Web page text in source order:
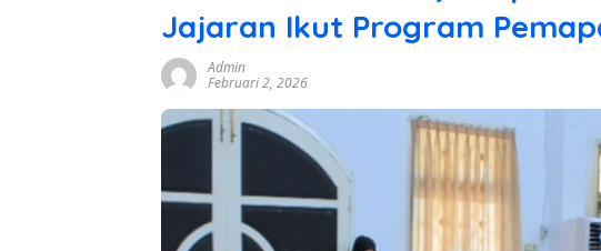
Jajaran Ikut Program
Admin
Februari 2, 2026